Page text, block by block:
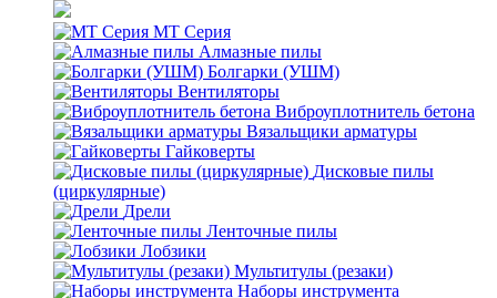
MT Серия
Алмазные пилы
Болгарки (УШМ)
Вентиляторы
Виброуплотнитель бетона
Вязальщики арматуры
Гайковерты
Дисковые пилы
(циркулярные)
Дрели
Ленточные пилы
Лобзики
Мультитулы (резаки)
Наборы инструмента